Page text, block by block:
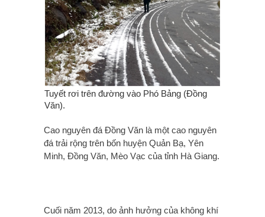
Tuyết rơi trên đường vào Phó Bảng (Đồng
Văn).
Cao nguyên đá Đồng Văn là một cao nguyên
đá trải rộng trên bốn huyện Quản Bạ, Yên
Minh, Đồng Văn, Mèo Vạc của tỉnh Hà Giang.
Cuối năm 2013, do ảnh hưởng của không khí